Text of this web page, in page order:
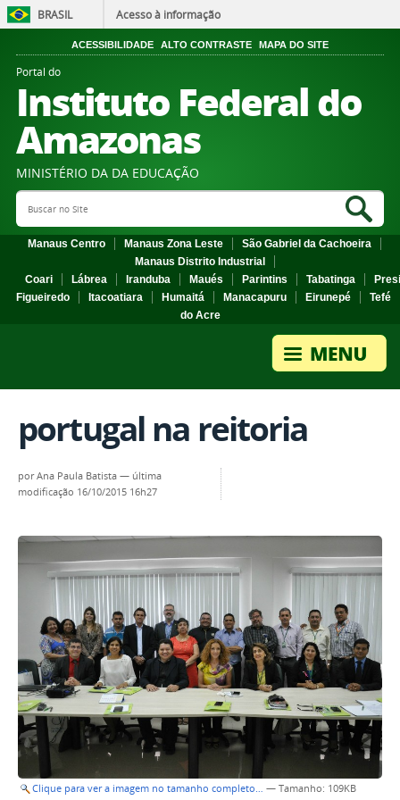
BRASIL Acesso à informação
ACESSIBILIDADE ALTO CONTRASTE MAPA DO SITE
Portal do
Instituto Federal do
Amazonas
MINISTÉRIO DA DA EDUCAÇÃO
Search Site
Manaus Centro Manaus Zona Leste
São Gabriel da Cachoeira
Manaus Distrito Industrial
Coari
Lábrea Iranduba Maués Parintins Tabatinga
Figueiredo
Itacoatiara Humaitá Manacapuru Eirunepé
Tefé
do Acre
portugal na reitoria
porAna Paula Batista — última
modificação 16/10/2015 16h27
Clique para ver a imagem no tamanho completo… — Tamanho: 109KB